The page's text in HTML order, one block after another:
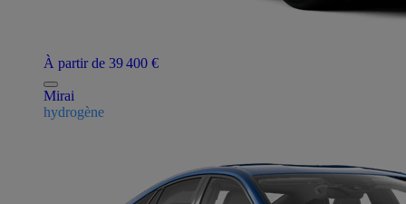
À partir de 39 400 €
Mirai
hydrogène